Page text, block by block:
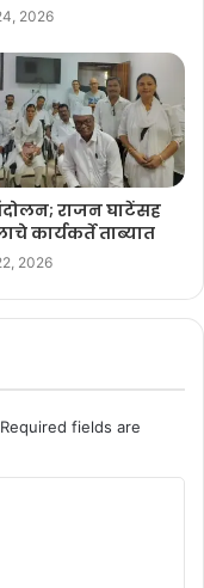
2026
राजन घाटेंसह
कार्यकर्ते ताब्यात
2026
Required fields are